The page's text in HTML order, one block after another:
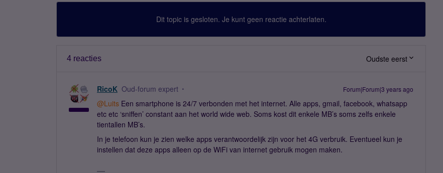
Dit topic is gesloten. Je kunt geen reactie achterlaten.
4 reacties Oudste eerst
RicoK Oud-forum expert Forum|Forum|3 years ago
@Luits Een smartphone is 24/7 verbonden met het internet. Alle apps, gmail, facebook, whatsapp
etc etc ‘sniffen’ constant aan het world wide web. Soms kost dit enkele MB’s soms zelfs enkele
tientallen MB’s.
In je telefoon kun je zien welke apps verantwoordelijk zijn voor het 4G verbruik. Eventueel kun je
instellen dat deze apps alleen op de WiFi van internet gebruik mogen maken.